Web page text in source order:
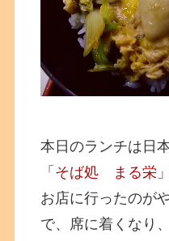
本日のランチは日
「 そば処 まる栄
お店に行ったのが
で、席に着くなり